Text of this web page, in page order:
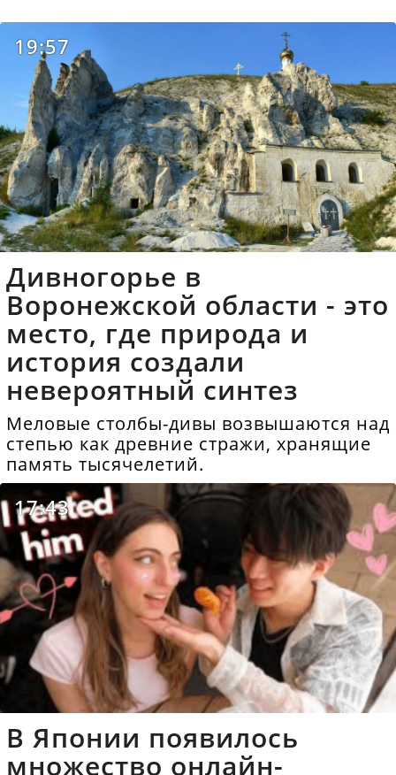
19:57
Дивногорье в
Воронежской области - это
место, где природа и
история создали
невероятный синтез
Меловые столбы-дивы возвышаются над
степью как древние стражи, хранящие
память тысячелетий.
17:43
В Японии появилось
множество онлайн-